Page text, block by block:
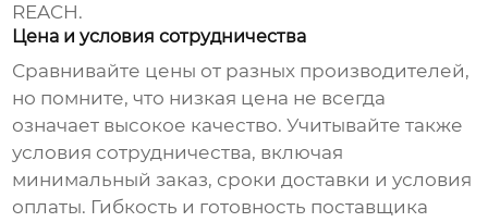
REACH.
Цена и условия сотрудничества
Сравнивайте цены от разных производителей,
но помните, что низкая цена не всегда
означает высокое качество. Учитывайте также
условия сотрудничества, включая
минимальный заказ, сроки доставки и условия
оплаты. Гибкость и готовность поставщика